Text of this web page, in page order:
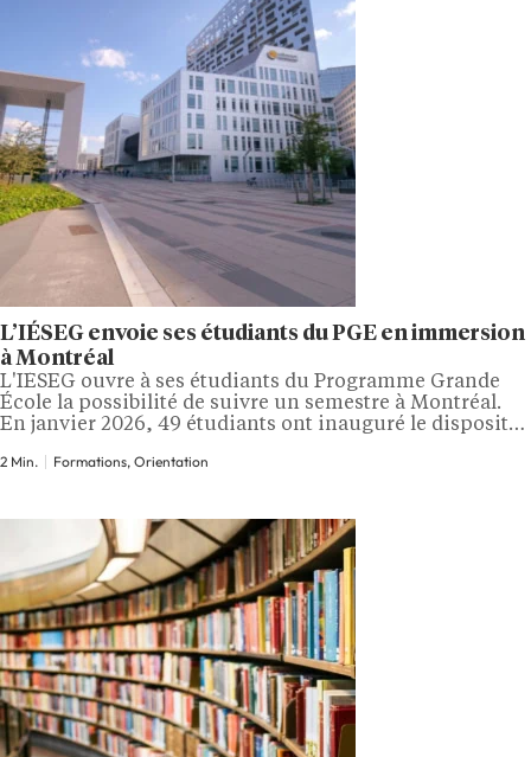
L’IÉSEG envoie ses étudiants du PGE en immersion
à Montréal
L'IÉSEG ouvre à ses étudiants du Programme Grande
École la possibilité de suivre un semestre à Montréal.
En janvier 2026, 49 étudiants ont inauguré le dispositif
semestre complet. Sur place, les étudiants suivent des
2 Min. Formations, Orientation